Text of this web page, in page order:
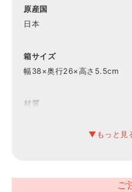
原産国
日本
箱サイズ
幅38×奥行26×高さ5.5cm
材質
32×75cm）、タオルハンカ
ご